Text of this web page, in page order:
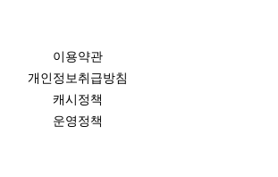
이용약관
개인정보취급방침
캐시정책
운영정책